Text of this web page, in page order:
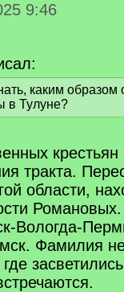
9:46
каким образом
в Тулуне?
тракта.
области,
Вологда-
Фамилия